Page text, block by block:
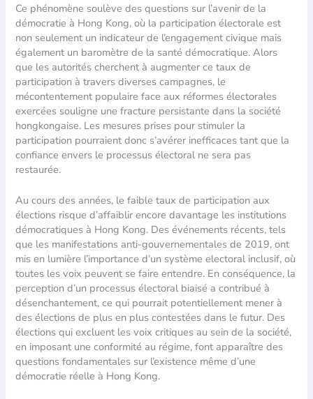
Ce phénomène soulève des questions sur l’avenir de la
démocratie à Hong Kong, où la participation électorale est
non seulement un indicateur de l’engagement civique mais
également un baromètre de la santé démocratique. Alors
que les autorités cherchent à augmenter ce taux de
participation à travers diverses campagnes, le
mécontentement populaire face aux réformes électorales
exercées souligne une fracture persistante dans la société
hongkongaise. Les mesures prises pour stimuler la
participation pourraient donc s’avérer inefficaces tant que la
confiance envers le processus électoral ne sera pas
restaurée.
Au cours des années, le faible taux de participation aux
élections risque d’affaiblir encore davantage les institutions
démocratiques à Hong Kong. Des événements récents, tels
que les manifestations anti-gouvernementales de 2019, ont
mis en lumière l’importance d’un système electoral inclusif, où
toutes les voix peuvent se faire entendre. En conséquence, la
perception d’un processus électoral biaisé a contribué à
désenchantement, ce qui pourrait potentiellement mener à
des élections de plus en plus contestées dans le futur. Des
élections qui excluent les voix critiques au sein de la société,
en imposant une conformité au régime, font apparaître des
questions fondamentales sur l’existence même d’une
démocratie réelle à Hong Kong.